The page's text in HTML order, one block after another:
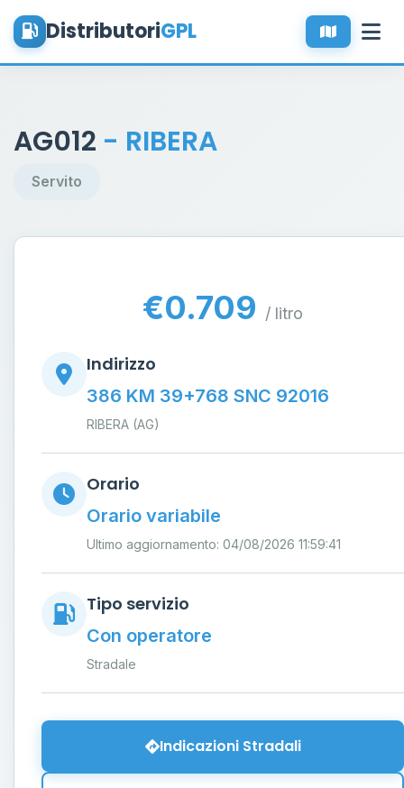
DistributoriGPL
AG012 - RIBERA
Servito
€0.709 / litro
Indirizzo
386 KM 39+768 SNC 92016
RIBERA (AG)
Orario
Orario variabile
Ultimo aggiornamento: 04/08/2026 11:59:41
Tipo servizio
Con operatore
Stradale
Indicazioni Stradali